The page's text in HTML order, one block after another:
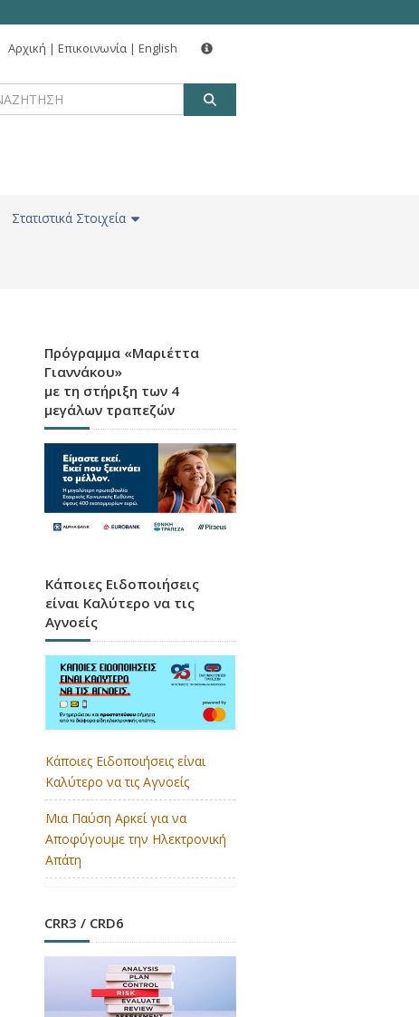
Αρχική | Επικοινωνία | English
Στατιστικά Στοιχεία
Πρόγραμμα «Μαριέττα
Γιαννάκου»
με τη στήριξη των 4
μεγάλων τραπεζών
Κάποιες Ειδοποιήσεις
είναι Καλύτερο να τις
Αγνοείς
Κάποιες Ειδοποιήσεις είναι
Καλύτερο να τις Αγνοείς
Μια Παύση Αρκεί για να
Αποφύγουμε την Ηλεκτρονική
Απάτη
CRR3 / CRD6